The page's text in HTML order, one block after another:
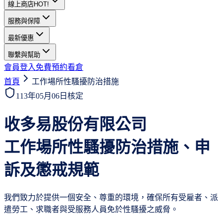
線上商店HOT!
服務與保障
最新優惠
聯繫與幫助
會員登入 免費預約看倉
首頁
工作場所性騷擾防治措施
113年05月06日核定
收多易股份有限公司
工作場所性騷擾防治措施、申
訴及懲戒規範
我們致力於提供一個安全、尊重的環境，確保所有受雇者、派
遣勞工、求職者與受服務人員免於性騷擾之威脅。